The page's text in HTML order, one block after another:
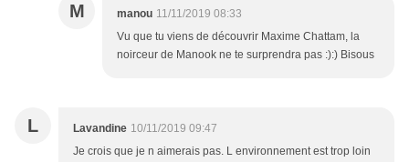
M manou 11/11/2019 08:33
Vu que tu viens de découvrir Maxime Chattam, la
noirceur de Manook ne te surprendra pas :):) Bisous
L Lavandine 10/11/2019 09:47
Je crois que je n aimerais pas. L environnement est trop loin